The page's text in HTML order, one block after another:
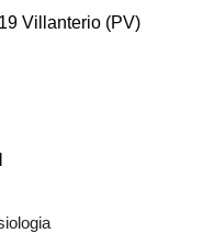
Villanterio (PV)